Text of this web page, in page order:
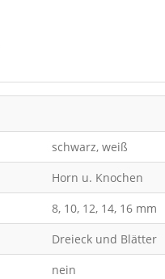
schwarz, weiß
Horn u. Knochen
8, 10, 12, 14, 16 mm
Dreieck und Blätter
nein